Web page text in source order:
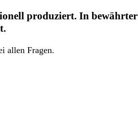
produziert. In bewährter
allen Fragen.